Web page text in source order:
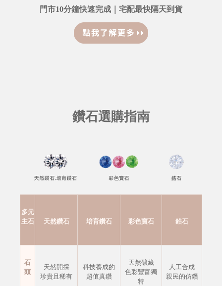
門市10分鐘快速完成｜宅配最快隔天到貨
鑽石選購指南
多元
主石
天然鑽石 培育鑽石 彩色寶石 鋯石
石
頭
天然開採
珍貴且稀有
科技養成的
超值真鑽
天然礦藏
色彩豐富獨
特
人工合成
親民的仿鑽